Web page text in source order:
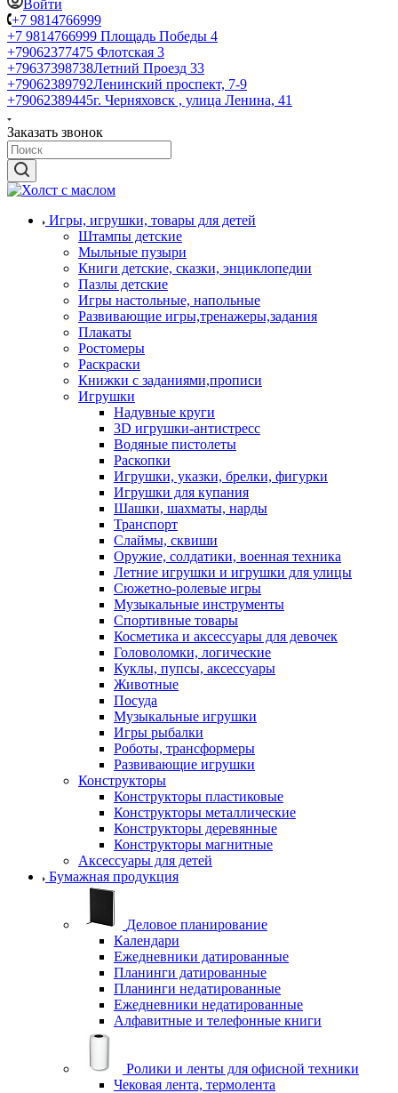
Войти
+7 9814766999
+7 9814766999 Площадь Победы 4
+79062377475 Флотская 3
+79637398738Летний Проезд 33
+79062389792Ленинский проспект, 7-9
+79062389445г. Черняховск , улица Ленина, 41
Заказать звонок
Игры, игрушки, товары для детей
Штампы детские
Мыльные пузыри
Книги детские, сказки, энциклопедии
Пазлы детские
Игры настольные, напольные
Развивающие игры,тренажеры,задания
Плакаты
Ростомеры
Раскраски
Книжки с заданиями,прописи
Игрушки
Надувные круги
3D игрушки-антистресс
Водяные пистолеты
Раскопки
Игрушки, указки, брелки, фигурки
Игрушки для купания
Шашки, шахматы, нарды
Транспорт
Слаймы, сквиши
Оружие, солдатики, военная техника
Летние игрушки и игрушки для улицы
Сюжетно-ролевые игры
Музыкальные инструменты
Спортивные товары
Косметика и аксессуары для девочек
Головоломки, логические
Куклы, пупсы, аксессуары
Животные
Посуда
Музыкальные игрушки
Игры рыбалки
Роботы, трансформеры
Развивающие игрушки
Конструкторы
Конструкторы пластиковые
Конструкторы металлические
Конструкторы деревянные
Конструкторы магнитные
Аксессуары для детей
Бумажная продукция
Деловое планирование
Календари
Ежедневники датированные
Планинги датированные
Планинги недатированные
Ежедневники недатированные
Алфавитные и телефонные книги
Ролики и ленты для офисной техники
Чековая лента, термолента